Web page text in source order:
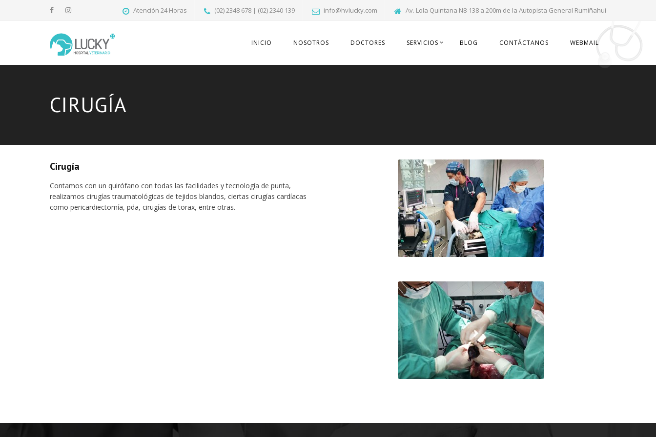
Atención 24 Horas (02) 2348 678 | (02) 2340 139 info@hvlucky.com Av. Lola Quintana N8-138 a 200m de la Autopista General Rumiñahui
INICIO NOSOTROS DOCTORES SERVICIOS BLOG CONTÁCTANOS WEBMAIL
CIRUGÍA
Cirugía
Contamos con un quirófano con todas las facilidades y tecnología de punta,
realizamos cirugías traumatológicas de tejidos blandos, ciertas cirugías cardíacas
como pericardiectomía, pda, cirugías de torax, entre otras.